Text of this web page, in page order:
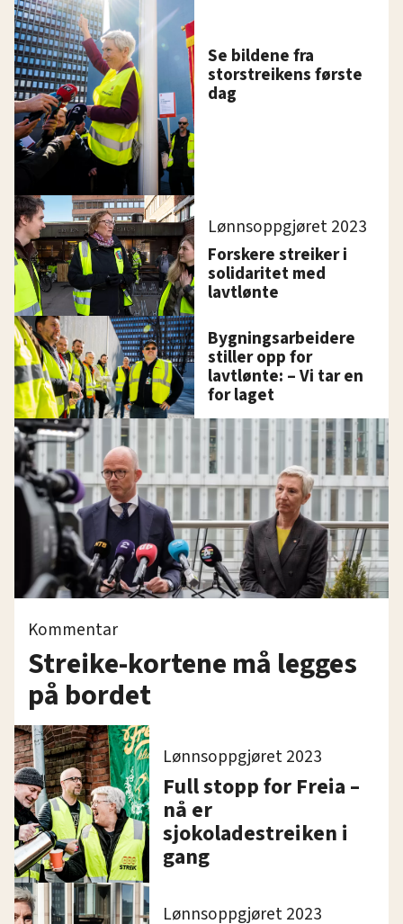
Se bildene fra
storstreikens første
dag
Lønnsoppgjøret 2023
Forskere streiker i
solidaritet med
lavtlønte
Bygningsarbeidere
stiller opp for
lavtlønte: – Vi tar en
for laget
Kommentar
Streike-kortene må legges
på bordet
Lønnsoppgjøret 2023
Full stopp for Freia –
nå er
sjokoladestreiken i
gang
Lønnsoppgjøret 2023